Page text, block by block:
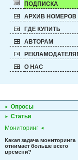
ПОДПИСКА
АРХИВ НОМЕРОВ
ГДЕ КУПИТЬ
АВТОРАМ
О НАС
Опросы
Статьи
Мониторинг
Какая задача мониторинга
отнимает больше всего
времени?